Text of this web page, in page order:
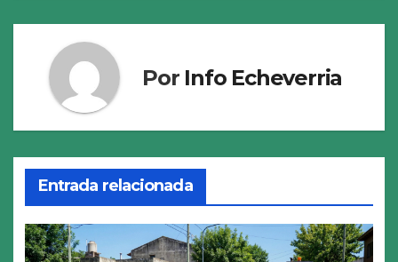
Por Info Echeverria
Entrada relacionada